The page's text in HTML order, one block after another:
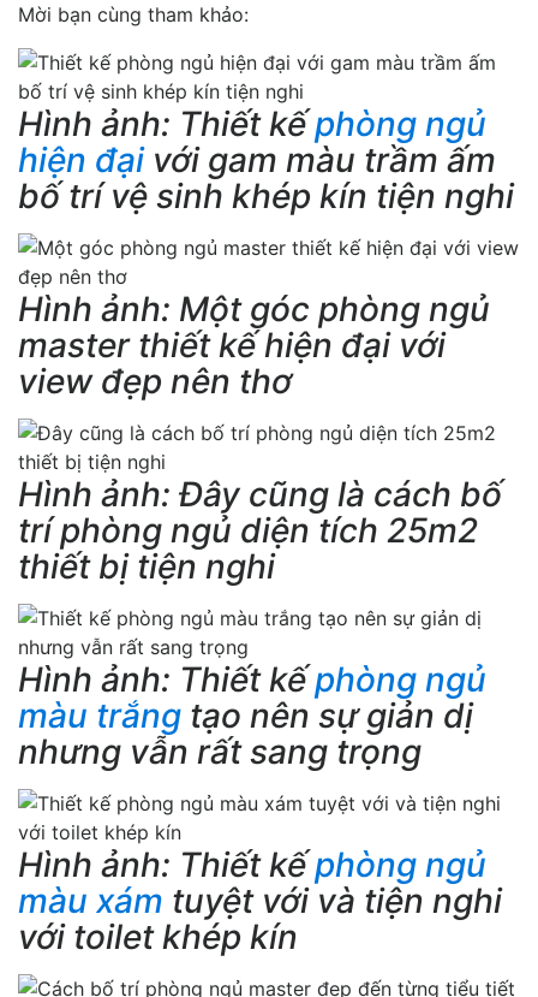
Mời bạn cùng tham khảo:
Hình ảnh: Thiết kếphòng ngủ
hiện đạivới gam màu trầm ấm
bố trí vệ sinh khép kín tiện nghi
Hình ảnh: Một góc phòng ngủ
master thiết kế hiện đại với
view đẹp nên thơ
Hình ảnh: Đây cũng là cách bố
trí phòng ngủ diện tích 25m2
thiết bị tiện nghi
Hình ảnh: Thiết kếphòng ngủ
màu trắng tạo nên sự giản dị
nhưng vẫn rất sang trọng
Hình ảnh: Thiết kếphòng ngủ
màu xám tuyệt với và tiện nghi
với toilet khép kín